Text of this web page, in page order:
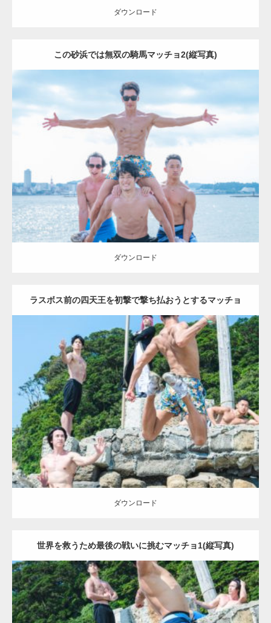
ダウンロード
この砂浜では無双の騎馬マッチョ2(縦写真)
Update: 2023.09.6
AKIHITO(細マッチョ) SOSUKE
ダウンロード
ダウンロード
ラスボス前の四天王を初撃で撃ち払おうとするマッチョ
(縦写真)
Update: 2023.09.6
Category:海のマッチョ2 inori AKIHITO(細マッチョ) SOSUKE
外資系
筋肉 背中 闘うマッチョ
ダウンロード
ダウンロード
世界を救うため最後の戦いに挑むマッチョ1(縦写真)
Update:2021.07.7